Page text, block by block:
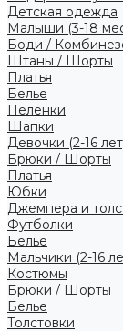
Детская одежда
Малыши (3-18
Боди /
Штаны / Шорты
Платья
Белье
Пеленки
Шапки
Девочки (2-16
Брюки / Шорты
Платья
Юбки
Джемпера и
Футболки
Белье
Мальчики (2-16
Костюмы
Брюки / Шорты
Белье
Толстовки